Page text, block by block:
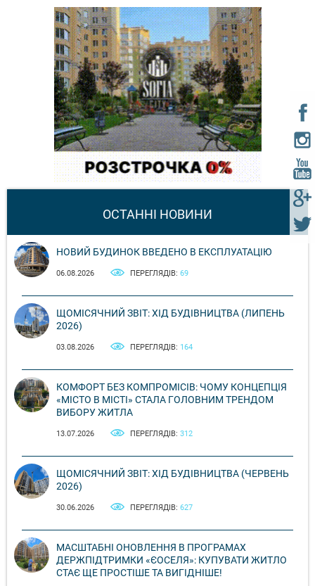
ОСТАННІ НОВИНИ
НОВИЙ БУДИНОК ВВЕДЕНО В ЕКСПЛУАТАЦІЮ
06.08.2026 ПЕРЕГЛЯДІВ: 69
ЩОМІСЯЧНИЙ ЗВІТ: ХІД БУДІВНИЦТВА (ЛИПЕНЬ
2026)
03.08.2026 ПЕРЕГЛЯДІВ: 164
КОМФОРТ БЕЗ КОМПРОМІСІВ: ЧОМУ КОНЦЕПЦІЯ
«МІСТО В МІСТІ» СТАЛА ГОЛОВНИМ ТРЕНДОМ
ВИБОРУ ЖИТЛА
13.07.2026 ПЕРЕГЛЯДІВ: 312
ЩОМІСЯЧНИЙ ЗВІТ: ХІД БУДІВНИЦТВА (ЧЕРВЕНЬ
2026)
30.06.2026 ПЕРЕГЛЯДІВ: 627
МАСШТАБНІ ОНОВЛЕННЯ В ПРОГРАМАХ
ДЕРЖПІДТРИМКИ «ЄОСЕЛЯ»: КУПУВАТИ ЖИТЛО
СТАЄ ЩЕ ПРОСТІШЕ ТА ВИГІДНІШЕ!